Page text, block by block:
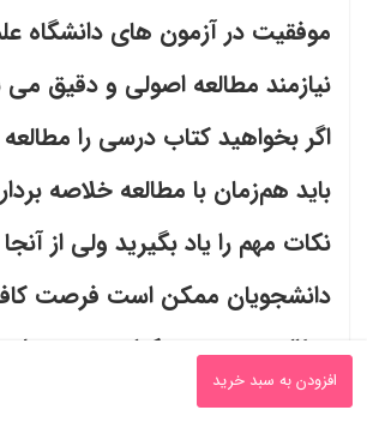
افزودن به سبد خرید
موفقیت در آزمون های دانشگاه
نیازمند مطالعه اصولی و دقیق می
اگر بخواهید کتاب درسی را
باید هم‌زمان با مطالعه خلاصه
نکات مهم را یاد بگیرید ولی از
دانشجویان ممکن است فرصت
مطالعه و دوره ی کتاب محمد علی
نداشته باشد پس مطالعه یک